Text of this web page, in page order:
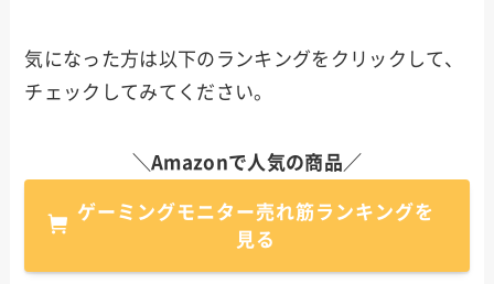
気になった方は以下のランキングをクリックして、
チェックしてみてください。
＼Amazonで人気の商品／
ゲーミングモニター売れ筋ランキングを
見る